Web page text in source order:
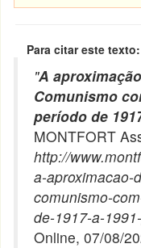
Para citar este texto:
"A
Comunismo
período de
MONTFORT
http://
a-aproximacao-
comunismo-
de-1917-a-
Online, 07/08/